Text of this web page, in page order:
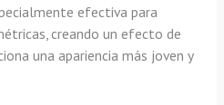
efectiva para
creando un efecto de
una apariencia más joven y